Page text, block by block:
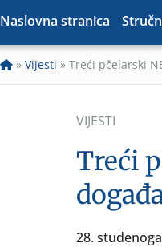
Naslovna stranica
» Vijesti » Treći pčelarski
VIJESTI
Treći
28.